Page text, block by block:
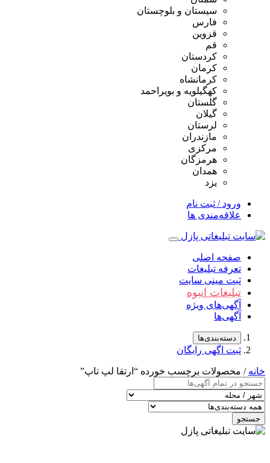
سیستان و بلوچستان
فارس
قزوین
قم
کردستان
کرمان
کرمانشاه
کهگیلویه و بویراحمد
گلستان
گیلان
لرستان
مازندران
مرکزی
هرمزگان
همدان
یزد
ورود / ثبت نام
علاقه‌مندی ها
صفحه اصلی
تعرفه تبلیغات
ثبت مینی سایت
تبلیغات انبوه
آگهی‌های ویژه
آگهی‌ها
دسته‌بندی‌ها
ثبت اگهی رایگان
خانه / محصولات برچسب خورده “ارتقا لپ تاپ”
جستجو